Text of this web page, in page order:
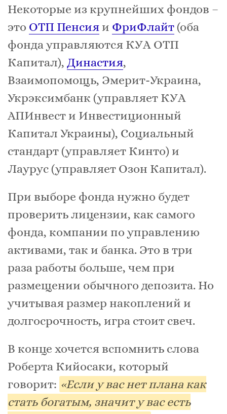
Некоторые из крупнейших фондов –
это ОТП Пенсия и ФриФлайт (оба
фонда управляются КУА ОТП
Капитал), Династия,
Взаимопомощь, Эмерит-Украина,
Укрэксимбанк (управляет КУА
АПИнвест и Инвестиционный
Капитал Украины), Социальный
стандарт (управляет Кинто) и
Лаурус (управляет Озон Капитал).
При выборе фонда нужно будет
проверить лицензии, как самого
фонда, компании по управлению
активами, так и банка. Это в три
раза работы больше, чем при
размещении обычного депозита. Но
учитывая размер накоплений и
долгосрочность, игра стоит свеч.
В конце хочется вспомнить слова
Роберта Кийосаки, который
говорит: «Если у вас нет плана как
стать богатым, значит у вас есть